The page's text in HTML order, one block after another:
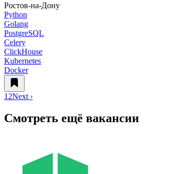
Ростов-на-Дону
Python
Golang
PostgreSQL
Celery
ClickHouse
Kubernetes
Docker
1 2Next ›
Смотреть ещё вакансии